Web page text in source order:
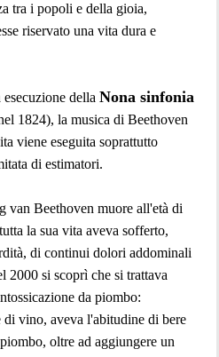
tra i popoli e della gioia,
riservato una vita dura e
della Nona sinfonia
1824), la musica di Beethoven
viene eseguita soprattutto
di estimatori.
van Beethoven muore all'età di
la sua vita aveva sofferto,
di continui dolori addominali
2000 si scoprì che si trattava
da piombo:
vino, aveva l'abitudine di bere
oltre ad aggiungere un